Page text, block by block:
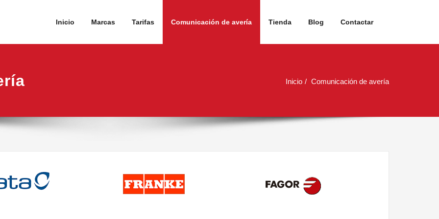
Inicio Marcas Tarifas Comunicación de avería Tienda Blog Contactar
Inicio Comunicación de avería